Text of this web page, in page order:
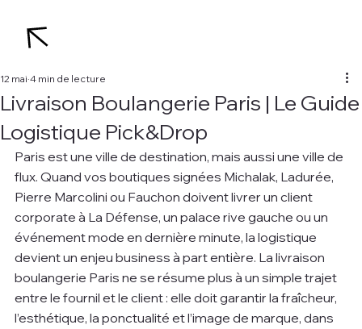
Livraison Boulangerie Paris | Le Guide
Logistique Pick&Drop
12 mai 4 min de lecture
Paris est une ville de destination, mais aussi une ville de
flux. Quand vos boutiques signées Michalak, Ladurée,
Pierre Marcolini ou Fauchon doivent livrer un client
corporate à La Défense, un palace rive gauche ou un
événement mode en dernière minute, la logistique
devient un enjeu business à part entière. La livraison
boulangerie Paris ne se résume plus à un simple trajet
entre le fournil et le client : elle doit garantir la fraîcheur,
l’esthétique, la ponctualité et l’image de marque, dans